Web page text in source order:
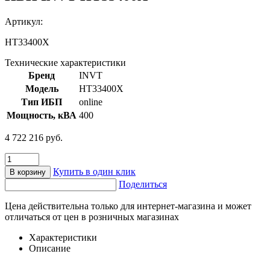
Артикул:
HT33400X
Технические характеристики
Бренд
INVT
Модель
HT33400X
Тип ИБП
online
Мощность, кВА 400
4 722 216 руб.
Количество
товара
ИБП
INVT
HT33400X
В корзину
Купить в один клик
Поделиться
Цена действительна только для интернет-магазина и может
отличаться от цен в розничных магазинах
Характеристики
Описание